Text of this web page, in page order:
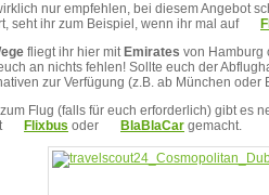
nur empfehlen, bei diesem Angebot
seht ihr zum Beispiel, wenn ihr mal auf
fliegt ihr hier mit Emirates von Hamburg
an nichts fehlen! Sollte euch der
zur Verfügung (z.B. ab München
Flug (falls für euch erforderlich) gibt es
Flixbus oder BlaBlaCar gemacht.